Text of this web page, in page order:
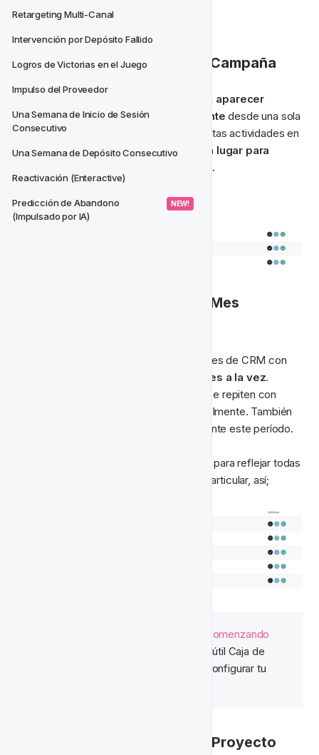
Retargeting Multi-Canal
Intervención por Depósito Fallido
Logros de Victorias en el Juego
Impulso del Proveedor
Una Semana de Inicio de Sesión
Consecutivo
Una Semana de Depósito Consecutivo
Reactivación (Enteractive)
Predicción de Abandono
(Impulsado por IA)
NEW!
🗂 Por proyecto automatizado
📒 Organizar Proyectos por Campaña
Las campañas pueden ser
planificadas, aparecer
aleatoriamente o crecer orgánicamente desde una sola
actividad. Es una buena idea organizar estas actividades en
su propio proyecto. Tenerlas todas en
un lugar para
referencia, para editar y para análisis.
Así es como lo hacemos;
📅 Organizar Proyectos por Mes
Es una buena idea planificar tus actividades de CRM con
nos gusta planificar un mes a la vez.
y se repiten con
modificaciones semanalmente o mensualmente. También
que ocurren durante este período.
Nos gusta tener proyectos configurados para reflejar todas
las campañas ejecutándose en un mes particular, así;
Comenzando
para ver cómo la útil Caja de
Herramientas puede hacer que configurar tu
🗂 Organizar Proyectos por Proyecto